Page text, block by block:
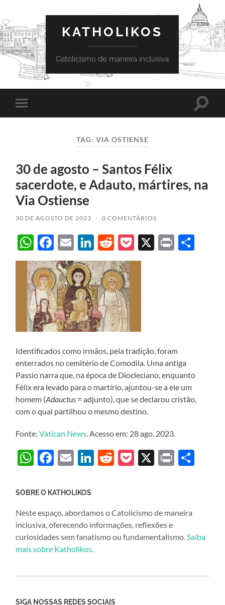
KATHOLIKOS
Catolicismo de maneira inclusiva
Toggle
mobile
Toggle
TAG: VIA OSTIENSE
30 de agosto – Santos Félix
sacerdote, e Adauto, mártires, na
Via Ostiense
30 DE AGOSTO DE 2023 / 0 COMENTÁRIOS
WhatsApp
Facebook
EmailLinkedIn
Reddit
Pocket
X Print
Identificados como irmãos, pela tradição, foram
enterrados no cemitério de Comodila. Uma antiga
Passio narra que, na época de Diocleciano, enquanto
Félix era levado para o martírio, ajuntou-se a ele um
homem (Adauctus = adjunto), que se declarou cristão,
com o qual partilhou o mesmo destino.
Fonte:Vatican News. Acesso em: 28 ago. 2023.
WhatsApp
Facebook
EmailLinkedIn
Reddit
Pocket
X Print
SOBRE O KATHOLIKOS
Neste espaço, abordamos o Catolicismo de maneira
inclusiva, oferecendo informações, reflexões e
curiosidades sem fanatismo ou fundamentalismo.Saiba
mais sobre Katholikos.
SIGA NOSSAS REDES SOCIAIS